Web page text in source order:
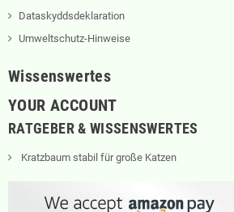
Dataskyddsdeklaration
Umweltschutz-Hinweise
Wissenswertes
YOUR ACCOUNT
RATGEBER & WISSENSWERTES
Kratzbaum stabil für große Katzen